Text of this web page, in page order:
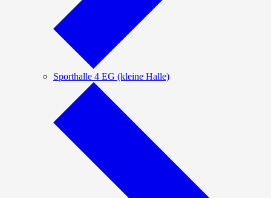
Sporthalle 4 EG (kleine Halle)